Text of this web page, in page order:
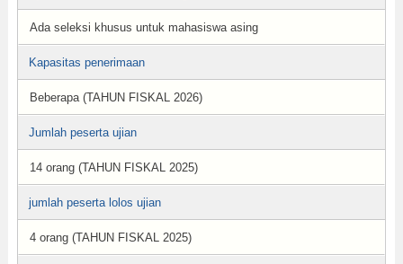
Ada seleksi khusus untuk mahasiswa asing
Kapasitas penerimaan
Beberapa (TAHUN FISKAL 2026)
Jumlah peserta ujian
14 orang (TAHUN FISKAL 2025)
jumlah peserta lolos ujian
4 orang (TAHUN FISKAL 2025)